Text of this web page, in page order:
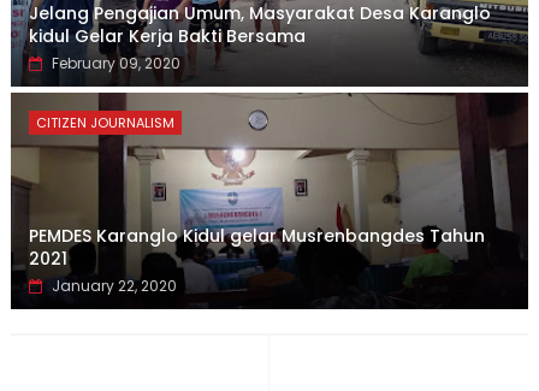
Jelang Pengajian Umum, Masyarakat Desa Karanglo
kidul Gelar Kerja Bakti Bersama
February 09, 2020
CITIZEN JOURNALISM
PEMDES Karanglo Kidul gelar Musrenbangdes Tahun
2021
January 22, 2020